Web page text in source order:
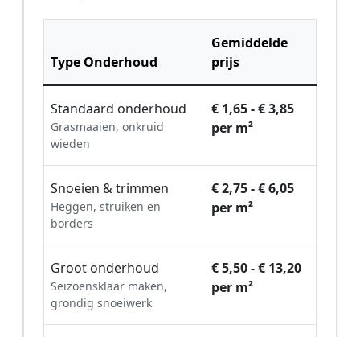
Type Onderhoud
Gemiddelde
prijs
Standaard onderhoud
Grasmaaien, onkruid
wieden
€ 1,65 - € 3,85
per m²
Snoeien & trimmen
Heggen, struiken en
borders
€ 2,75 - € 6,05
per m²
Groot onderhoud
Seizoensklaar maken,
grondig snoeiwerk
€ 5,50 - € 13,20
per m²